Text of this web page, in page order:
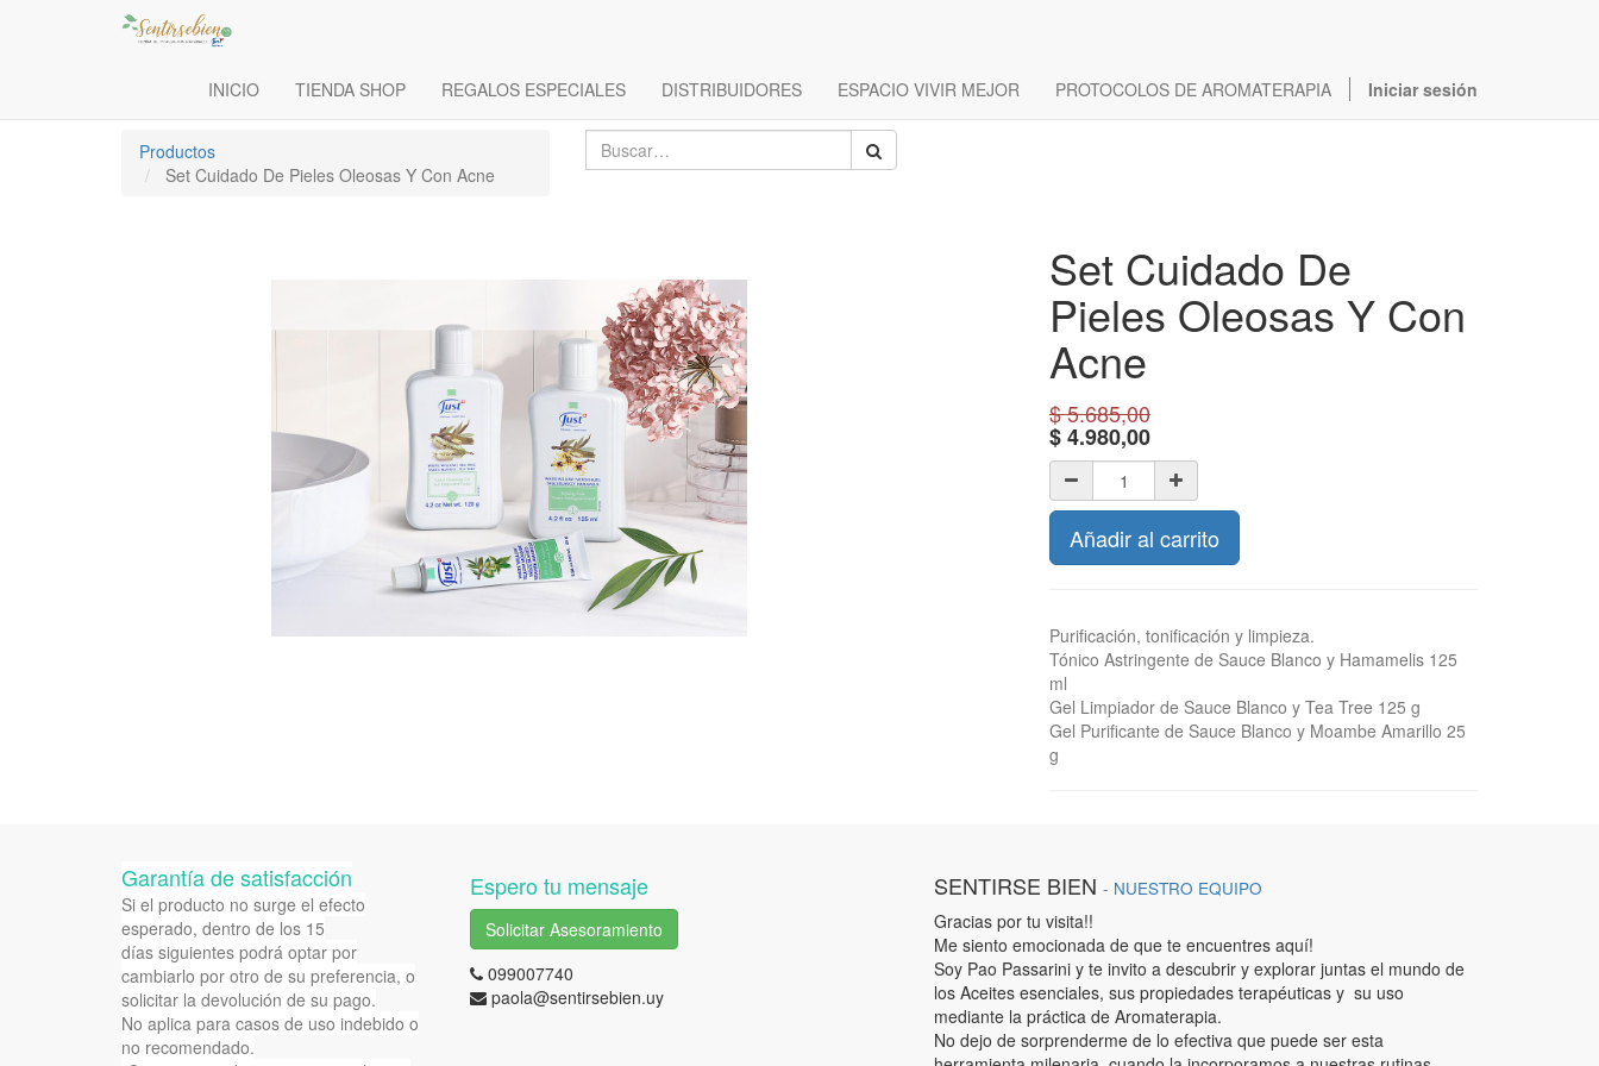
INICIO TIENDA SHOP REGALOS ESPECIALES DISTRIBUIDORES ESPACIO VIVIR MEJOR PROTOCOLOS DE AROMATERAPIA Iniciar sesión
Productos
Set Cuidado De Pieles Oleosas Y Con Acne
Set Cuidado De
Pieles Oleosas Y Con
Acne
$5.685,00
$4.980,00
Añadir al carrito
Purificación, tonificación y limpieza.
Tónico Astringente de Sauce Blanco y Hamamelis 125
ml
Gel Limpiador de Sauce Blanco y Tea Tree 125 g
Gel Purificante de Sauce Blanco y Moambe Amarillo 25
g
Garantía de satisfacción
Si el producto no surge el efecto
esperado, dentro de los 15
días siguientes podrá optar por
cambiarlo por otro de su preferencia, o
solicitar la devolución de su pago.
No aplica para casos de uso indebido o
no recomendado.
Espero tu mensaje
Solicitar Asesoramiento
099007740
paola@sentirsebien.uy
SENTIRSE BIEN - NUESTRO EQUIPO
Gracias por tu visita!!
Me siento emocionada de que te encuentres aquí!
Soy Pao Passarini y te invito a descubrir y explorar juntas el mundo de
los Aceites esenciales, sus propiedades terapéuticas y su uso
mediante la práctica de Aromaterapia.
No dejo de sorprenderme de lo efectiva que puede ser esta